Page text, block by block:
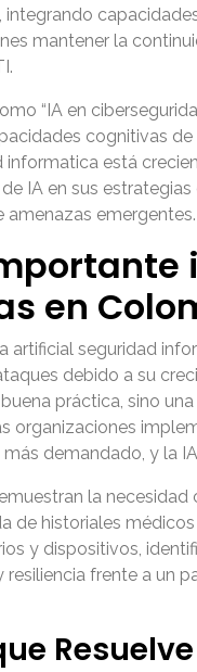
integrando
mantener la
“IA en
cognitivas
informatica está
IA en sus
emergentes.
en
artificial seguridad
debido a su
práctica, sino
organizaciones
demandado, y la
la
de historiales
y dispositivos,
frente a un
Resuelve